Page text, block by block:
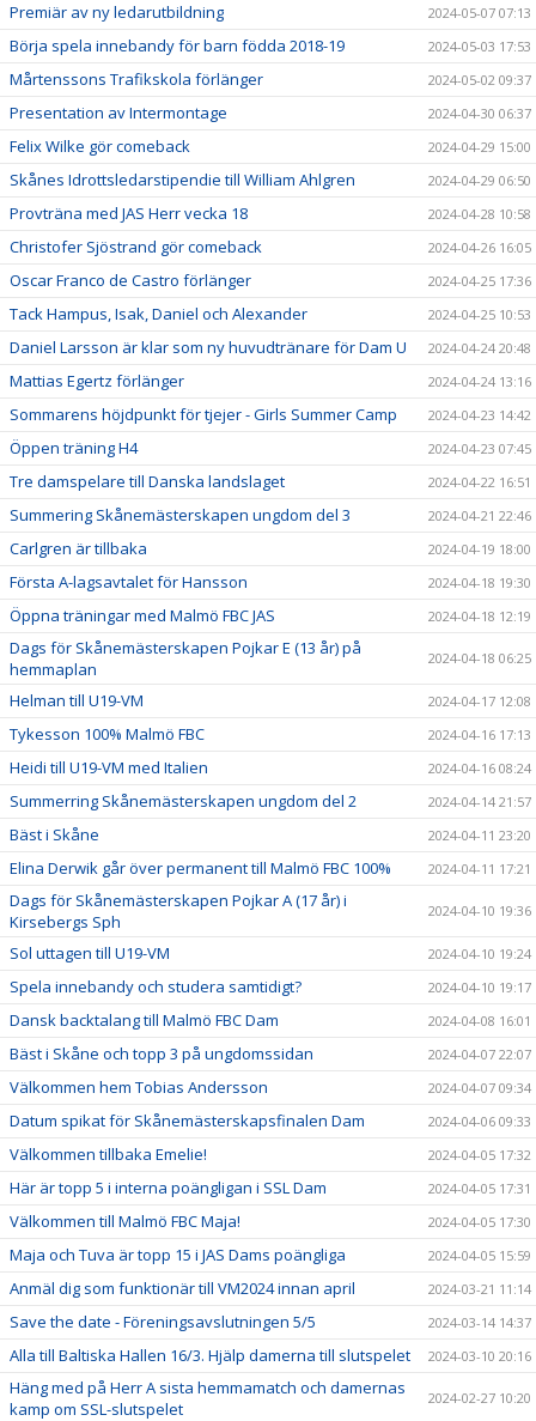
Premiär av ny ledarutbildning 2024-05-07 07:13
Börja spela innebandy för barn födda 2018-19 2024-05-03 17:53
Mårtenssons Trafikskola förlänger 2024-05-02 09:37
Presentation av Intermontage 2024-04-30 06:37
Felix Wilke gör comeback 2024-04-29 15:00
Skånes Idrottsledarstipendie till William Ahlgren 2024-04-29 06:50
Provträna med JAS Herr vecka 18 2024-04-28 10:58
Christofer Sjöstrand gör comeback 2024-04-26 16:05
Oscar Franco de Castro förlänger 2024-04-25 17:36
Tack Hampus, Isak, Daniel och Alexander 2024-04-25 10:53
Daniel Larsson är klar som ny huvudtränare för Dam U 2024-04-24 20:48
Mattias Egertz förlänger 2024-04-24 13:16
Sommarens höjdpunkt för tjejer - Girls Summer Camp 2024-04-23 14:42
Öppen träning H4 2024-04-23 07:45
Tre damspelare till Danska landslaget 2024-04-22 16:51
Summering Skånemästerskapen ungdom del 3 2024-04-21 22:46
Carlgren är tillbaka 2024-04-19 18:00
Första A-lagsavtalet för Hansson 2024-04-18 19:30
Öppna träningar med Malmö FBC JAS 2024-04-18 12:19
Dags för Skånemästerskapen Pojkar E (13 år) på
hemmaplan
2024-04-18 06:25
Helman till U19-VM 2024-04-17 12:08
Tykesson 100% Malmö FBC 2024-04-16 17:13
Heidi till U19-VM med Italien 2024-04-16 08:24
Summerring Skånemästerskapen ungdom del 2 2024-04-14 21:57
Bäst i Skåne 2024-04-11 23:20
Elina Derwik går över permanent till Malmö FBC 100% 2024-04-11 17:21
Dags för Skånemästerskapen Pojkar A (17 år) i
Kirsebergs Sph
2024-04-10 19:36
Sol uttagen till U19-VM 2024-04-10 19:24
Spela innebandy och studera samtidigt? 2024-04-10 19:17
Dansk backtalang till Malmö FBC Dam 2024-04-08 16:01
Bäst i Skåne och topp 3 på ungdomssidan 2024-04-07 22:07
Välkommen hem Tobias Andersson 2024-04-07 09:34
Datum spikat för Skånemästerskapsfinalen Dam 2024-04-06 09:33
Välkommen tillbaka Emelie! 2024-04-05 17:32
Här är topp 5 i interna poängligan i SSL Dam 2024-04-05 17:31
Välkommen till Malmö FBC Maja! 2024-04-05 17:30
Maja och Tuva är topp 15 i JAS Dams poängliga 2024-04-05 15:59
Anmäl dig som funktionär till VM2024 innan april 2024-03-21 11:14
Save the date - Föreningsavslutningen 5/5 2024-03-14 14:37
Alla till Baltiska Hallen 16/3. Hjälp damerna till slutspelet 2024-03-10 20:16
Häng med på Herr A sista hemmamatch och damernas
kamp om SSL-slutspelet
2024-02-27 10:20